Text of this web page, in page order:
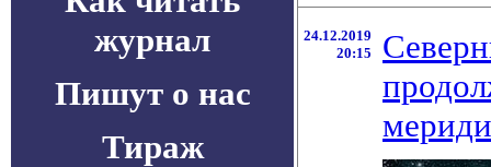
журнал
Пишут о нас
Тираж
24.12.2019
20:15